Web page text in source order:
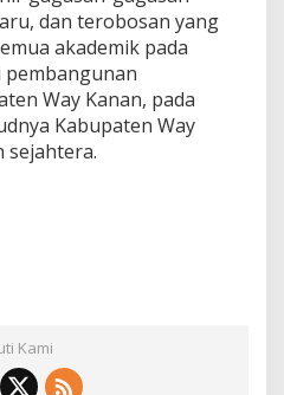
dan terobosan yang
akademik pada
Way Kanan, pada
Kabupaten Way
sejahtera.
Kami